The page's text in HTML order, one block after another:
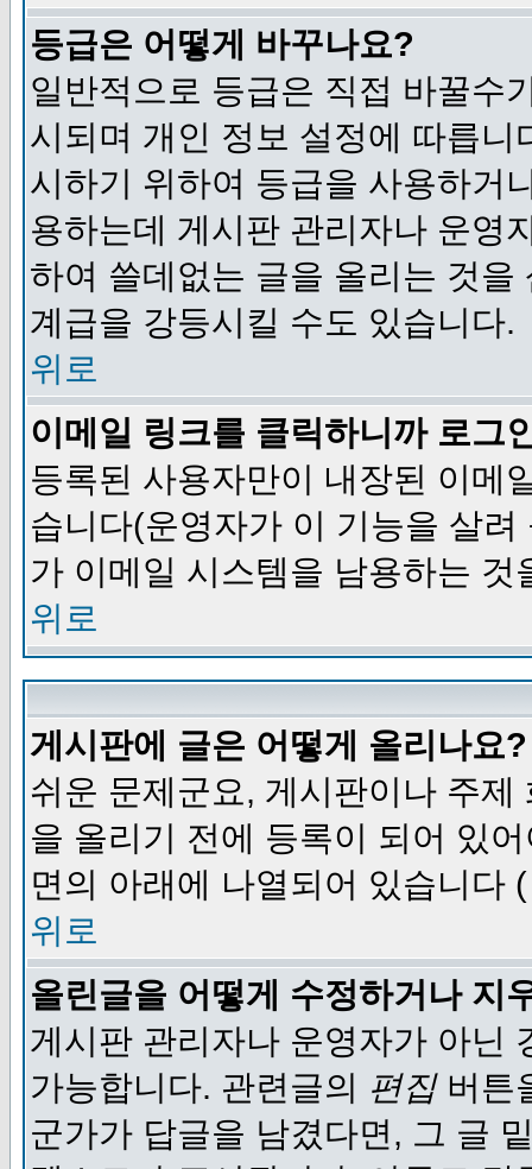
등급은 어떻게 바꾸나요?
일반적으로 등급은 직접 바꿀수
시되며 개인 정보 설정에 따릅
시하기 위하여 등급을 사용하거
용하는데 게시판 관리자나 운영
하여 쓸데없는 글을 올리는 것
계급을 강등시킬 수도 있습니다.
위로
이메일 링크를 클릭하니까 로그
등록된 사용자만이 내장된 이메
습니다(운영자가 이 기능을 살
가 이메일 시스템을 남용하는 것
위로
게시판에 글은 어떻게 올리나요?
쉬운 문제군요, 게시판이나 주
을 올리기 전에 등록이 되어 있
면의 아래에 나열되어 있습니다 (
위로
올린글을 어떻게 수정하거나 지
게시판 관리자나 운영자가 아닌
가능합니다. 관련글의 편집버튼
군가가 답글을 남겼다면, 그 글